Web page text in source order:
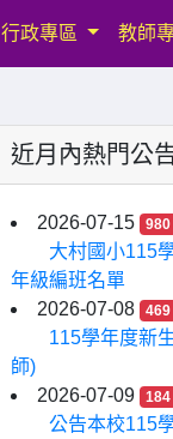
行政專區 教師
近月內熱門公
2026-07-15 980
大村國小115
年級編班名單
2026-07-08
469
115學年度新
師)
2026-07-09
184
公告本校115